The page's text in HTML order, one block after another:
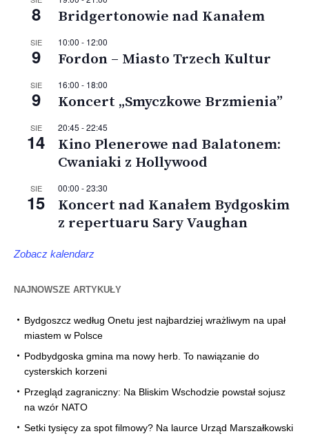
8 Bridgertonowie nad Kanałem
SIE
9
10:00 - 12:00
Fordon – Miasto Trzech Kultur
SIE
9
16:00 - 18:00
Koncert „Smyczkowe Brzmienia”
SIE
14
20:45 -22:45
Kino Plenerowe nad Balatonem:
Cwaniaki z Hollywood
SIE
15
00:00 -23:30
Koncert nad Kanałem Bydgoskim
z repertuaru Sary Vaughan
Zobacz kalendarz
NAJNOWSZE ARTYKUŁY
Bydgoszcz według Onetu jest najbardziej wrażliwym na upał
miastem w Polsce
Podbydgoska gmina ma nowy herb. To nawiązanie do
cysterskich korzeni
Przegląd zagraniczny: Na Bliskim Wschodzie powstał sojusz
na wzór NATO
Setki tysięcy za spot filmowy? Na laurce Urząd Marszałkowski